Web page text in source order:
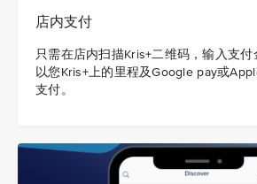
店内支付
只需在店内扫描Kris+二维码，输入支
以您Kris+上的里程及Google pay或
支付。